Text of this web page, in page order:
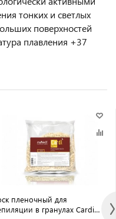
тонких и светлых
поверхностей
плавления +37
пленочный для
в гранулах Cardi